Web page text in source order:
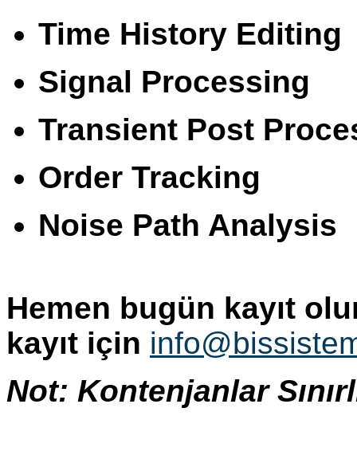
Time History Editing
Signal Processing
Transient Post
Order Tracking
Noise Path Analysis
Hemen bugün kayıt
kayıt için
Not: Kontenjanlar